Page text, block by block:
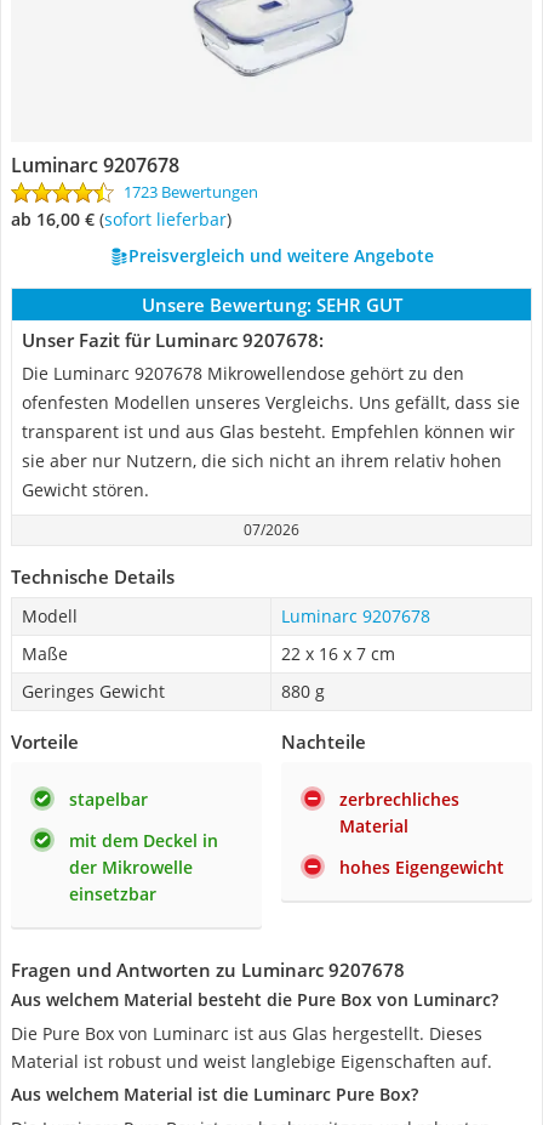
Luminarc ‎9207678
1723 Bewertungen
ab 16,00 € ( Sofort lieferbar)
Preisvergleich und weitere Angebote
Unsere Bewertung: SEHR GUT
Unser Fazit für Luminarc ‎9207678:
Die Luminarc ‎9207678 Mikrowellendose gehört zu den
ofenfesten Modellen unseres Vergleichs. Uns gefällt, dass sie
transparent ist und aus Glas besteht. Empfehlen können wir
sie aber nur Nutzern, die sich nicht an ihrem relativ hohen
Gewicht stören.
07/2026
Technische Details
Modell
Luminarc ‎9207678
Maße
‎22 x 16 x 7 cm
Geringes Gewicht
880 g
Vorteile
stapelbar
mit dem Deckel in
der Mikrowelle
einsetzbar
Nachteile
zerbrechliches
Material
hohes Eigengewicht
Fragen und Antworten zu Luminarc ‎9207678
Aus welchem Material besteht die Pure Box von Luminarc?
Die Pure Box von Luminarc ist aus Glas hergestellt. Dieses
Material ist robust und weist langlebige Eigenschaften auf.
Aus welchem Material ist die Luminarc Pure Box?